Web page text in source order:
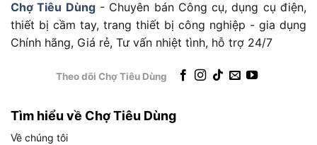
máy khoan tay cầm gần như không thể đảm bảo.
Ngoài ra, lực ép mũi khoan được truyền qua cơ
cấu tay quay hoặc trục vít dọc trục, giúp người
vận hành kiểm soát tốc độ tiến mũi khoan một
cách chính xác, kéo dài tuổi thọ mũi khoan và
Dongcheng DJC23 Thuộc Phân Khúc Máy
Chợ Tiêu Dùng- Chuyên bán Công cụ, dụng cụ điện,
thiết bị cầm tay, trang thiết bị công nghiệp - gia dụng
Chính hãng, Giá rẻ, Tư vấn nhiệt tình, hỗ trợ 24/7
Theo dõi Chợ Tiêu Dùng
Tìm hiểu về Chợ Tiêu Dùng
Về chúng tôi